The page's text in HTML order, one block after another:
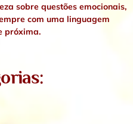
sobre questões emocionais,
com uma linguagem
próxima.